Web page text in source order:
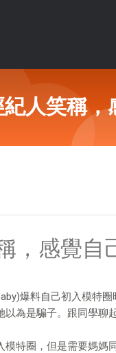
人笑稱
，感覺自
爆料自己初入模特
為是騙子。跟同學聊
特圈，但是需要媽媽